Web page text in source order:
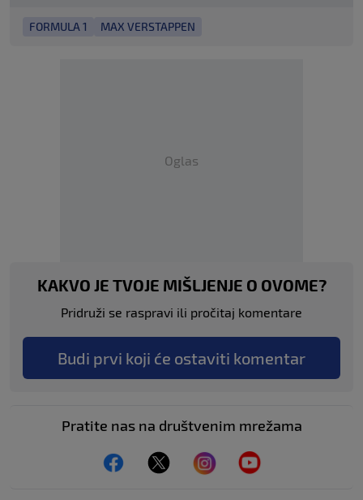
FORMULA 1 MAX VERSTAPPEN
Oglas
KAKVO JE TVOJE MIŠLJENJE O OVOME?
Pridruži se raspravi ili pročitaj komentare
Budi prvi koji će ostaviti komentar
Pratite nas na društvenim mrežama